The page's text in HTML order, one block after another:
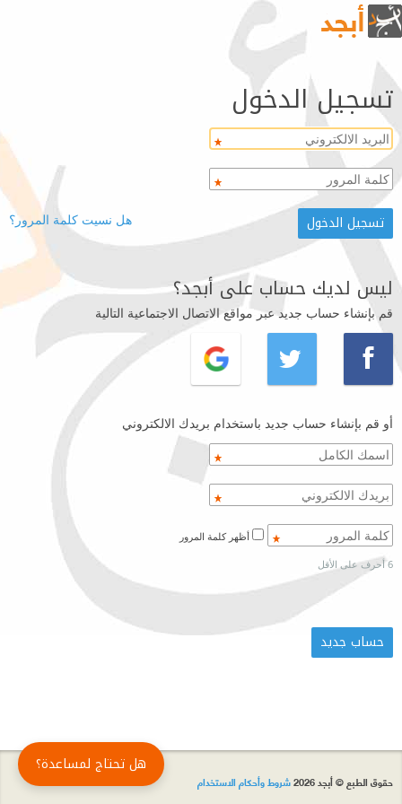
تسجيل الدخول
هل نسيت كلمة المرور؟
ليس لديك حساب على أبجد؟
قم بإنشاء حساب جديد عبر مواقع الاتصال الاجتماعية التالية
أو قم بإنشاء حساب جديد باستخدام بريدك الالكتروني
6 أحرف على الأقل
حقوق الطبع © أبجد 2026 شروط وأحكام الاستخدام
هل تحتاج لمساعدة؟